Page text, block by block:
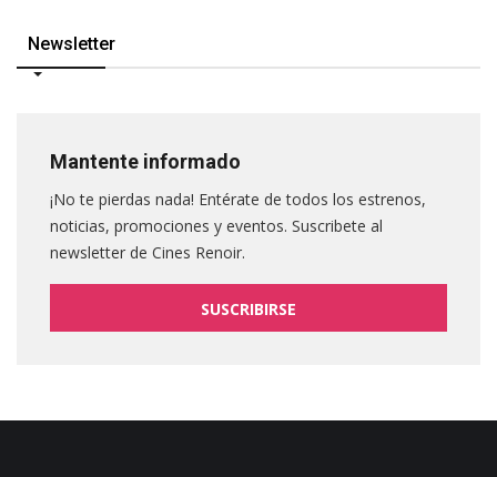
Newsletter
Mantente informado
¡No te pierdas nada! Entérate de todos los estrenos,
noticias, promociones y eventos. Suscribete al
newsletter de Cines Renoir.
SUSCRIBIRSE